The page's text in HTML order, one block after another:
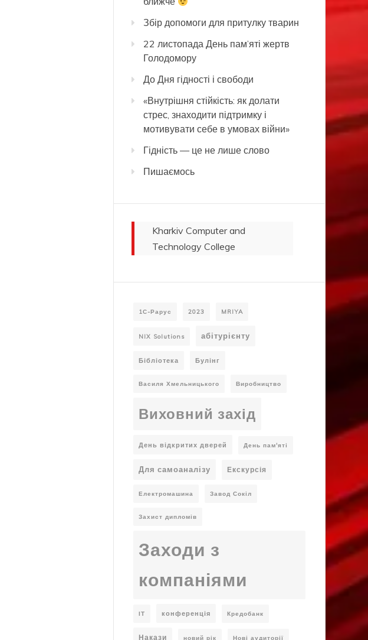
Збір допомоги для притулку тварин
22 листопада День пам’яті жертв
Голодомору
До Дня гідності і свободи
«Внутрішня стійкість: як долати
стрес, знаходити підтримку і
мотивувати себе в умовах війни»
Гідність — це не лише слово
Пишаємось
Kharkiv Computer and
Technology College
1С-Рарус 2023 MRIYA
NIX Solutions абітурієнту
Бібліотека Булінг
Василя Хмельницького Виробництво
Виховний захід
День відкритих дверей День пам'яті
Для самоаналізу Екскурсія
Електромашина Завод Сокіл
Захист дипломів
Заходи з
компаніями
ІТ конференція Кредобанк
Накази новий рік Нові аудиторії